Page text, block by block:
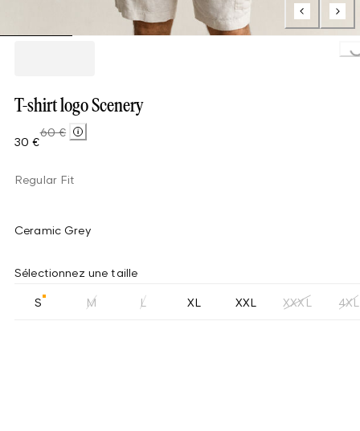
T-shirt logo Scenery
30 €
60 €
Regular Fit
Ceramic Grey
Sélectionnez une taille
S M L XL XXL XXXL 4XL